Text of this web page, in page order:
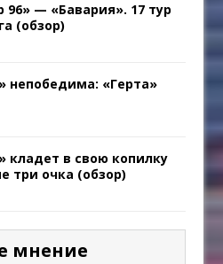
96» — «Бавария». 17 тур
(обзор)
непобедима: «Герта»
кладет в свою копилку
три очка (обзор)
мнение